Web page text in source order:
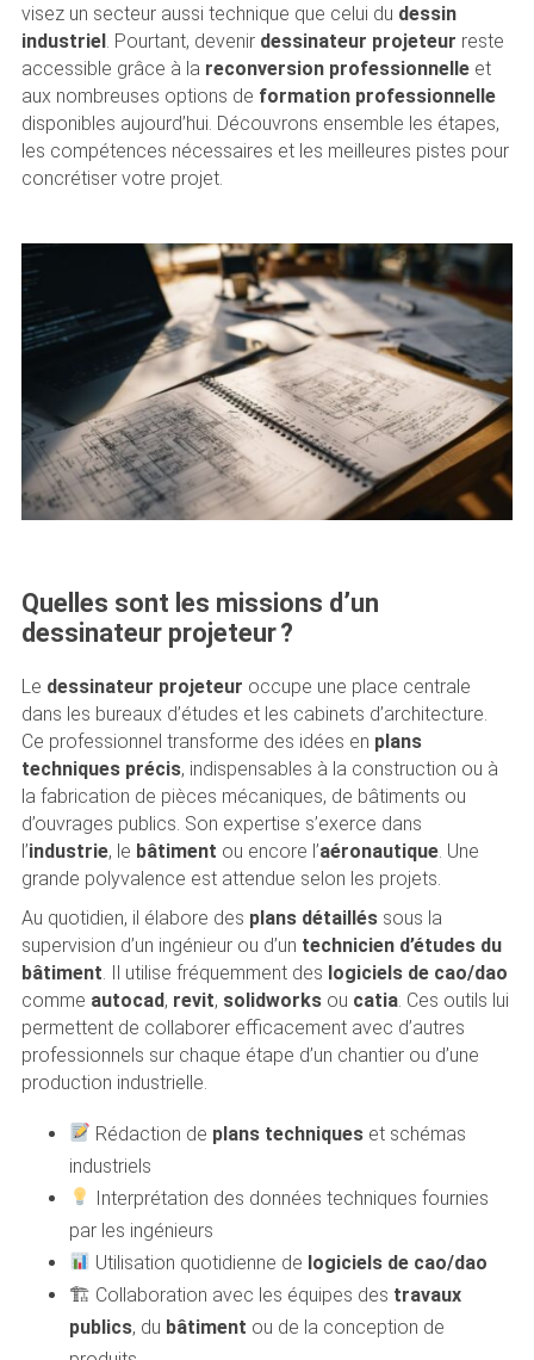
visez un secteur aussi technique que celui du dessin
industriel. Pourtant, devenir dessinateur projeteur reste
accessible grâce à la reconversion professionnelleet
aux nombreuses options de formation professionnelle
disponibles aujourd’hui. Découvrons ensemble les étapes,
les compétences nécessaires et les meilleures pistes pour
concrétiser votre projet.
Quelles sont les missions d’un
dessinateur projeteur ?
Le dessinateur projeteur occupe une place centrale
dans les bureaux d’études et les cabinets d’architecture.
Ce professionnel transforme des idées en plans
techniques précis, indispensables à la construction ou à
la fabrication de pièces mécaniques, de bâtiments ou
d’ouvrages publics. Son expertise s’exerce dans
l’industrie, le bâtiment ou encore l’aéronautique. Une
grande polyvalence est attendue selon les projets.
Au quotidien, il élabore des plans détailléssous la
supervision d’un ingénieur ou d’un technicien d’études du
bâtiment . Il utilise fréquemment des logiciels de cao/dao
comme autocad, revit, solidworksou catia. Ces outils lui
permettent de collaborer efficacement avec d’autres
professionnels sur chaque étape d’un chantier ou d’une
production industrielle.
Rédaction de plans techniqueset schémas
industriels
Interprétation des données techniques fournies
par les ingénieurs
Utilisation quotidienne de logiciels de cao/dao
🏗 Collaboration avec les équipes des travaux
publics, du bâtiment ou de la conception de